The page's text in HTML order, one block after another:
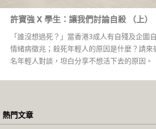
許寶強 X 學生：讓我們討論自殺 （上）
「誰沒想過死？」當香港3成人有自殘及企圖
情緒病徵兆；殺死年輕人的原因是什麼？請來
名年輕人對談，坦白分享不想活下去的原因。
熱門文章